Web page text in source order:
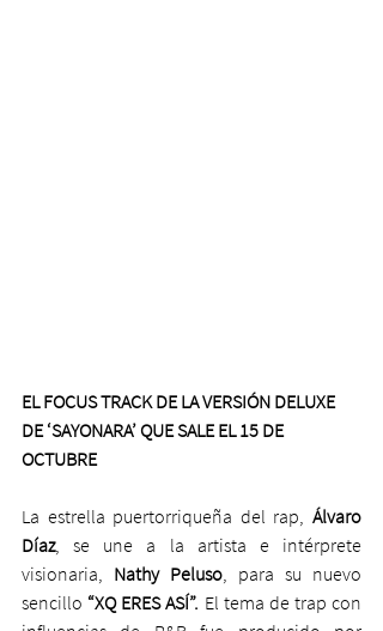
EL FOCUS TRACK DE LA VERSIÓN DELUXE
DE ‘SAYONARA’ QUE SALE EL 15 DE
OCTUBRE
La estrella puertorriqueña del rap, Álvaro
Díaz, se une a la artista e intérprete
visionaria, Nathy Peluso , para su nuevo
sencillo “XQ ERES ASÍ”. El tema de trap con